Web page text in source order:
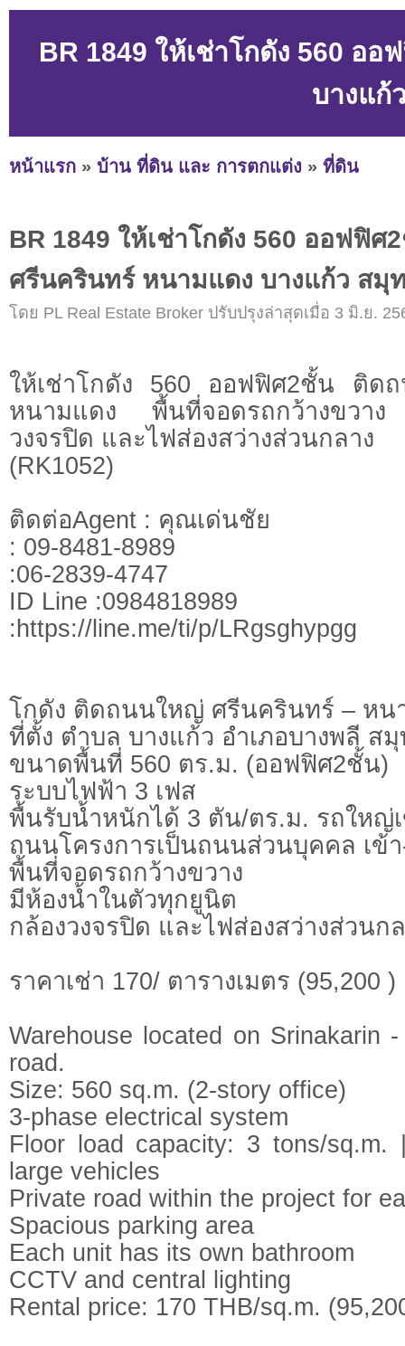
BR 1849 ให้เช่าโกดัง 560 อ
บางแก้
หน้าแรก » บ้าน ที่ดิน และ การตกแต่ง » ที่ดิน
BR 1849 ให้เช่าโกดัง 560 ออฟฟิศ
ศรีนครินทร์ หนามแดง บางแก้ว สมุ
โดย PL Real Estate Broker ปรับปรุงล่าสุดเมื่อ 3 มิ.ย.
ให้เช่าโกดัง 560 ออฟฟิศ2ชั้น ติด
หนามแดง พื้นที่จอดรถกว้างขว
วงจรปิด และไฟส่องสว่างส่วนกลาง
(RK1052)
ติดต่อAgent : คุณเด่นชัย
: 09-8481-8989
:06-2839-4747
ID Line :0984818989
:https://line.me/ti/p/LRgsghypgg
โกดัง ติดถนนใหญ่ ศรีนครินทร์ – หน
ที่ตั้ง ตำบล บางแก้ว อำเภอบางพลี ส
ขนาดพื้นที่ 560 ตร.ม. (ออฟฟิศ2ชั้น)
ระบบไฟฟ้า 3 เฟส
พื้นรับน้ำหนักได้ 3 ตัน/ตร.ม. รถใหญ่
ถนนโครงการเป็นถนนส่วนบุคคล เข้
พื้นที่จอดรถกว้างขวาง
มีห้องน้ำในตัวทุกยูนิต
กล้องวงจรปิด และไฟส่องสว่างส่วนก
ราคาเช่า 170/ ตารางเมตร (95,200 )
Warehouse located on Srinakarin
road.
Size: 560 sq.m. (2-story office)
3-phase electrical system
Floor load capacity: 3 tons/
large vehicles
Private road within the project for
Spacious parking area
Each unit has its own bathroom
CCTV and central lighting
Rental price: 170 THB/sq.m.